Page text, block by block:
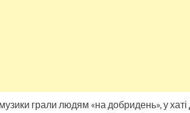
грали людям «на добридень», у